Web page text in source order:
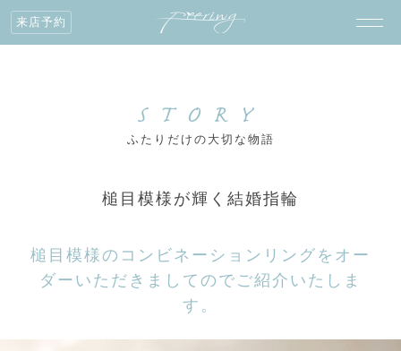
来店予約
STORY
ふたりだけの大切な物語
槌目模様が輝く結婚指輪
槌目模様のコンビネーションリングをオー
ダーいただきましてのでご紹介いたしま
す。